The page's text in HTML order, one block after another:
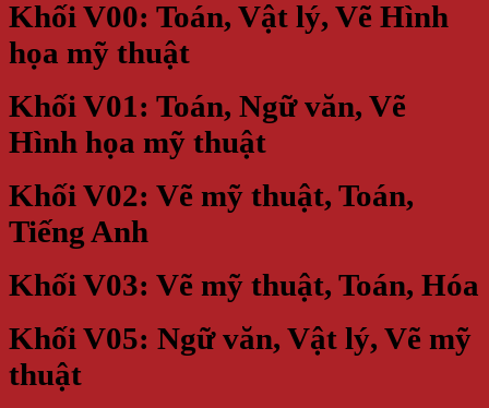
Khối V00: Toán, Vật lý, Vẽ Hình
họa mỹ thuật
Khối V01: Toán, Ngữ văn, Vẽ
Hình họa mỹ thuật
Khối V02: Vẽ mỹ thuật, Toán,
Tiếng Anh
Khối V03: Vẽ mỹ thuật, Toán, Hóa
Khối V05: Ngữ văn, Vật lý, Vẽ mỹ
thuật